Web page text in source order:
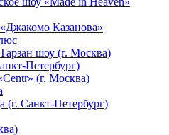
Казанова»
шоу (г. Москва)
Петербург)
(г. Москва)
Санкт-Петербург)